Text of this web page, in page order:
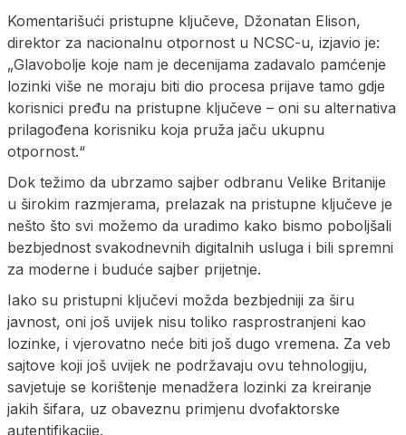
Komentarišući pristupne ključeve, Džonatan Elison,
direktor za nacionalnu otpornost u NCSC-u, izjavio je:
„Glavobolje koje nam je decenijama zadavalo pamćenje
lozinki više ne moraju biti dio procesa prijave tamo gdje
korisnici pređu na pristupne ključeve – oni su alternativa
prilagođena korisniku koja pruža jaču ukupnu
otpornost.“
Dok težimo da ubrzamo sajber odbranu Velike Britanije
u širokim razmjerama, prelazak na pristupne ključeve je
nešto što svi možemo da uradimo kako bismo poboljšali
bezbjednost svakodnevnih digitalnih usluga i bili spremni
za moderne i buduće sajber prijetnje.
Iako su pristupni ključevi možda bezbjedniji za širu
javnost, oni još uvijek nisu toliko rasprostranjeni kao
lozinke, i vjerovatno neće biti još dugo vremena. Za veb
sajtove koji još uvijek ne podržavaju ovu tehnologiju,
savjetuje se korištenje menadžera lozinki za kreiranje
jakih šifara, uz obaveznu primjenu dvofaktorske
autentifikacije.